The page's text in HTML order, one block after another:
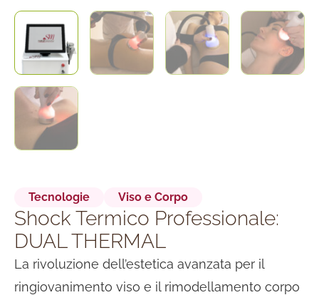
Tecnologie Viso e Corpo
Shock Termico Professionale:
DUAL THERMAL
La rivoluzione dell’estetica avanzata per il
ringiovanimento viso e il rimodellamento corpo